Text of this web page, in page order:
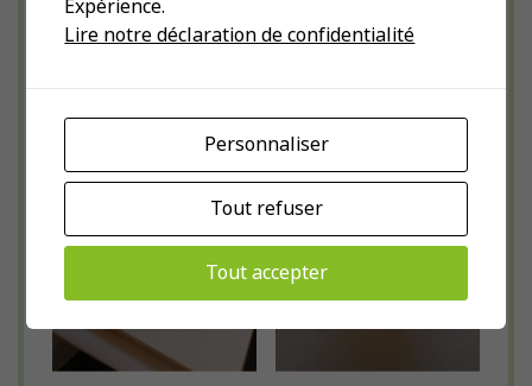
Expérience.
Lire notre déclaration de confidentialité
Personnaliser
Tout refuser
Tout accepter